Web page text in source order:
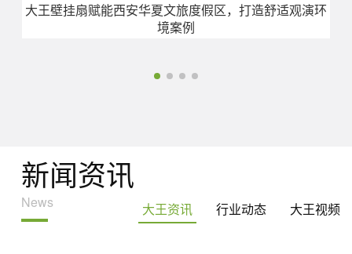
大王壁挂扇赋能西安华夏文旅度假区，打造舒适观演环
境案例
新闻资讯
News 大王资讯 行业动态 大王视频